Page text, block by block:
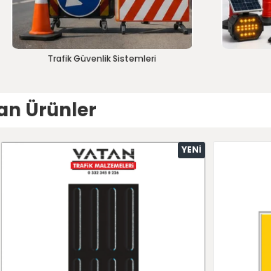
Trafik Güvenlik Sistemleri
Ürünler
YENI